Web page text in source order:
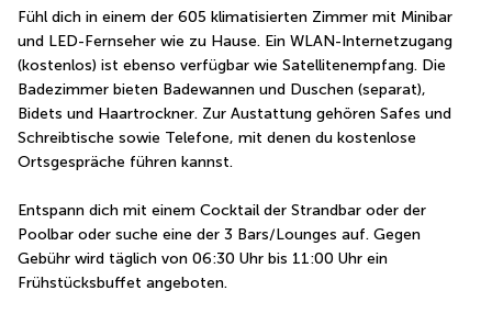
Fühl dich in einem der 605 klimatisierten Zimmer mit Minibar
und LED-Fernseher wie zu Hause. Ein WLAN-Internetzugang
(kostenlos) ist ebenso verfügbar wie Satellitenempfang. Die
Badezimmer bieten Badewannen und Duschen (separat),
Bidets und Haartrockner. Zur Austattung gehören Safes und
Schreibtische sowie Telefone, mit denen du kostenlose
Ortsgespräche führen kannst.
Entspann dich mit einem Cocktail der Strandbar oder der
Poolbar oder suche eine der 3 Bars/Lounges auf. Gegen
Gebühr wird täglich von 06:30 Uhr bis 11:00 Uhr ein
Frühstücksbuffet angeboten.